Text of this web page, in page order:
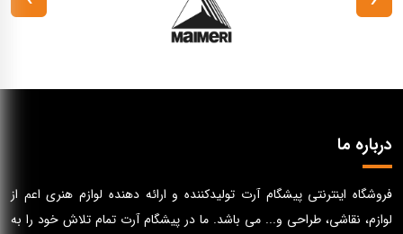
درباره ما
فروشگاه اینترنتی پیشگام آرت تولیدکننده و ارائه دهنده لوازم هنری اعم از
لوازم، نقاشی، طراحی و... می باشد. ما در پیشگام آرت تمام تلاش خود را به